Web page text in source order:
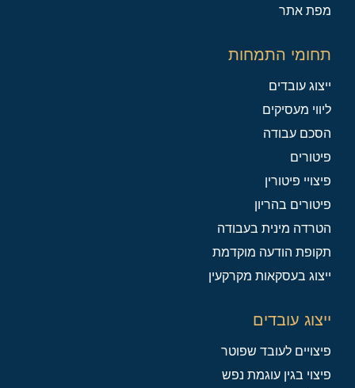
מפת אתר
תחומי התמחות
ייצוג עובדים
ליווי מעסיקים
הסכם עבודה
פיטורים
פיצויי פיטורין
פיטורים בהריון
הטרדה מינית בעבודה
תקופת הודעה מוקדמת
ייצוג בעסקאות מקרקעין
ייצוג עובדים
פיצויים לעובד שפוטר
פיצוי בגין עוגמת נפש